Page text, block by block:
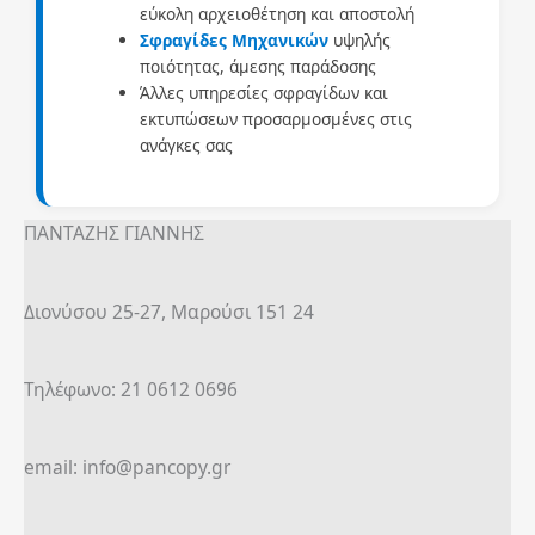
εύκολη αρχειοθέτηση και αποστολή
Σφραγίδες Μηχανικών υψηλής
ποιότητας, άμεσης παράδοσης
Άλλες υπηρεσίες σφραγίδων και
εκτυπώσεων προσαρμοσμένες στις
ανάγκες σας
ΠΑΝΤΑΖΗΣ ΓΙΑΝΝΗΣ
Διονύσου 25-27, Μαρούσι 151 24
Τηλέφωνο: 21 0612 0696
email: info@pancopy.gr